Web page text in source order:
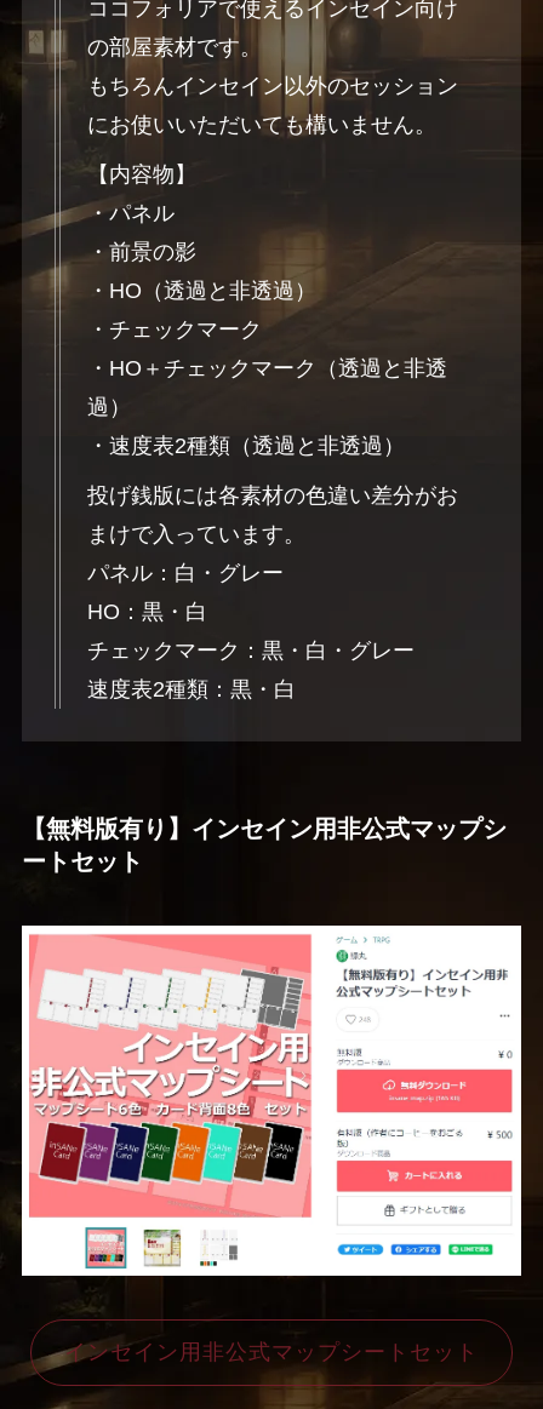
ココフォリアで使えるインセイン向け
の部屋素材です。
もちろんインセイン以外のセッション
にお使いいただいても構いません。
【内容物】
・パネル
・前景の影
・HO（透過と非透過）
・チェックマーク
・HO＋チェックマーク（透過と非透
過）
・速度表2種類（透過と非透過）
投げ銭版には各素材の色違い差分がお
まけで入っています。
パネル：白・グレー
HO：黒・白
チェックマーク：黒・白・グレー
速度表2種類：黒・白
【無料版有り】インセイン用非公式マップシ
ートセット
インセイン用非公式マップシートセット